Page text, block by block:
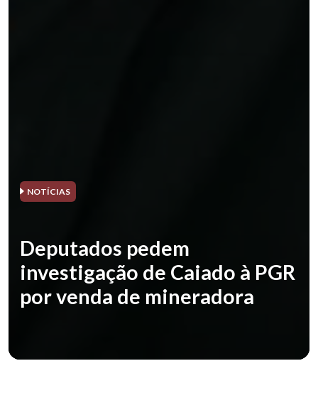
NOTÍCIAS
Deputados pedem
investigação de Caiado à PGR
por venda de mineradora